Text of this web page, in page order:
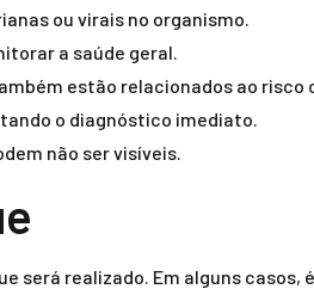
ou virais no organismo.
a saúde geral.
estão relacionados ao risco
o diagnóstico imediato.
não ser visíveis.
será realizado. Em alguns